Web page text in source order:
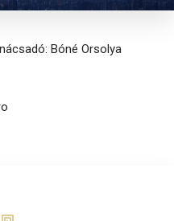
Bóné Orsolya